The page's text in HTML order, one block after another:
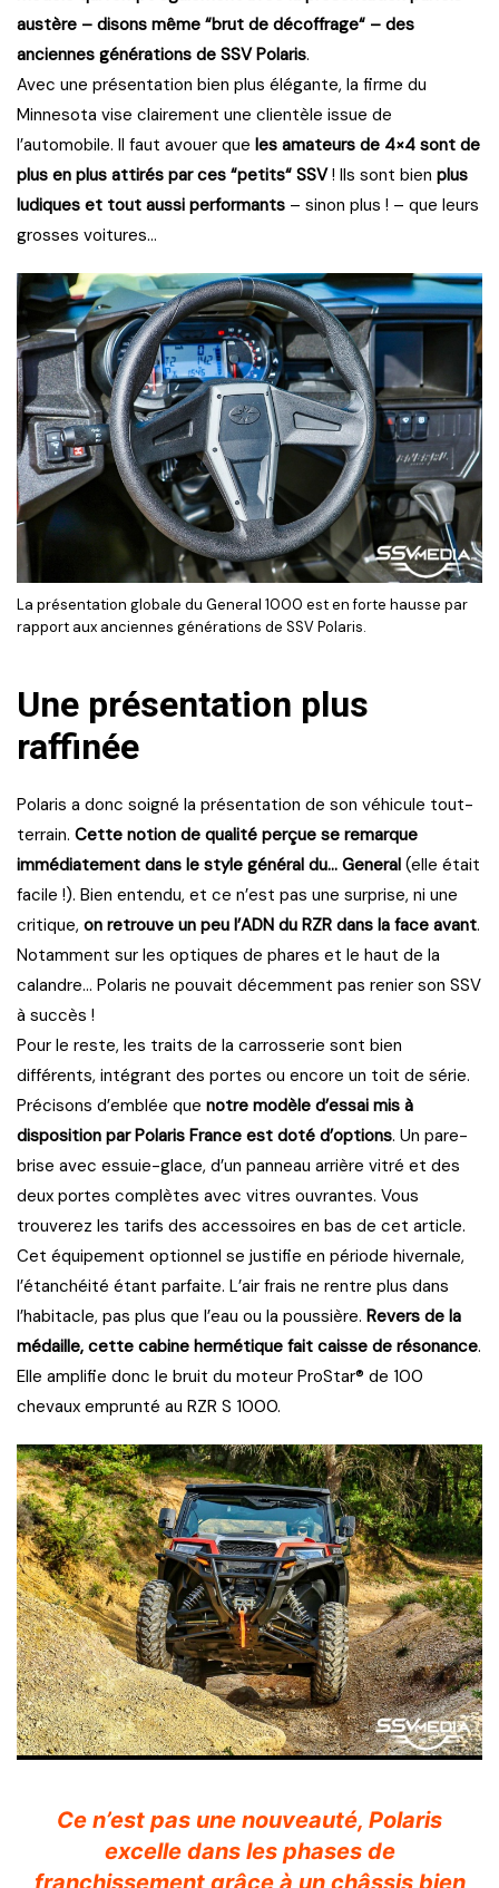
austère – disons même “brut de décoffrage“ – des
anciennes générations de SSV Polaris.
Avec une présentation bien plus élégante, la firme du
Minnesota vise clairement une clientèle issue de
l’automobile. Il faut avouer que les amateurs de 4×4 sont de
plus en plus attirés par ces “petits“ SSV! Ils sont bien plus
ludiques et tout aussi performants – sinon plus ! – que leurs
grosses voitures…
La présentation globale du General 1000 est en forte hausse par
rapport aux anciennes générations de SSV Polaris.
Une présentation plus
raffinée
Polaris a donc soigné la présentation de son véhicule tout-
terrain. Cette notion de qualité perçue se remarque
immédiatement dans le style général du… General (elle était
facile !). Bien entendu, et ce n’est pas une surprise, ni une
critique, on retrouve un peu l’ADN du RZR dans la face avant.
Notamment sur les optiques de phares et le haut de la
calandre… Polaris ne pouvait décemment pas renier son SSV
à succès !
Pour le reste, les traits de la carrosserie sont bien
différents, intégrant des portes ou encore un toit de série.
Précisons d’emblée que notre modèle d’essai mis à
disposition par Polaris France est doté d’options. Un pare-
brise avec essuie-glace, d’un panneau arrière vitré et des
deux portes complètes avec vitres ouvrantes. Vous
trouverez les tarifs des accessoires en bas de cet article.
Cet équipement optionnel se justifie en période hivernale,
l’étanchéité étant parfaite. L’air frais ne rentre plus dans
l’habitacle, pas plus que l’eau ou la poussière. Revers de la
médaille, cette cabine hermétique fait caisse de résonance.
Elle amplifie donc le bruit du moteur ProStar® de 100
chevaux emprunté au RZR S 1000.
Ce n’est pas une nouveauté, Polaris
excelle dans les phases de
franchissement grâce à un châssis bien